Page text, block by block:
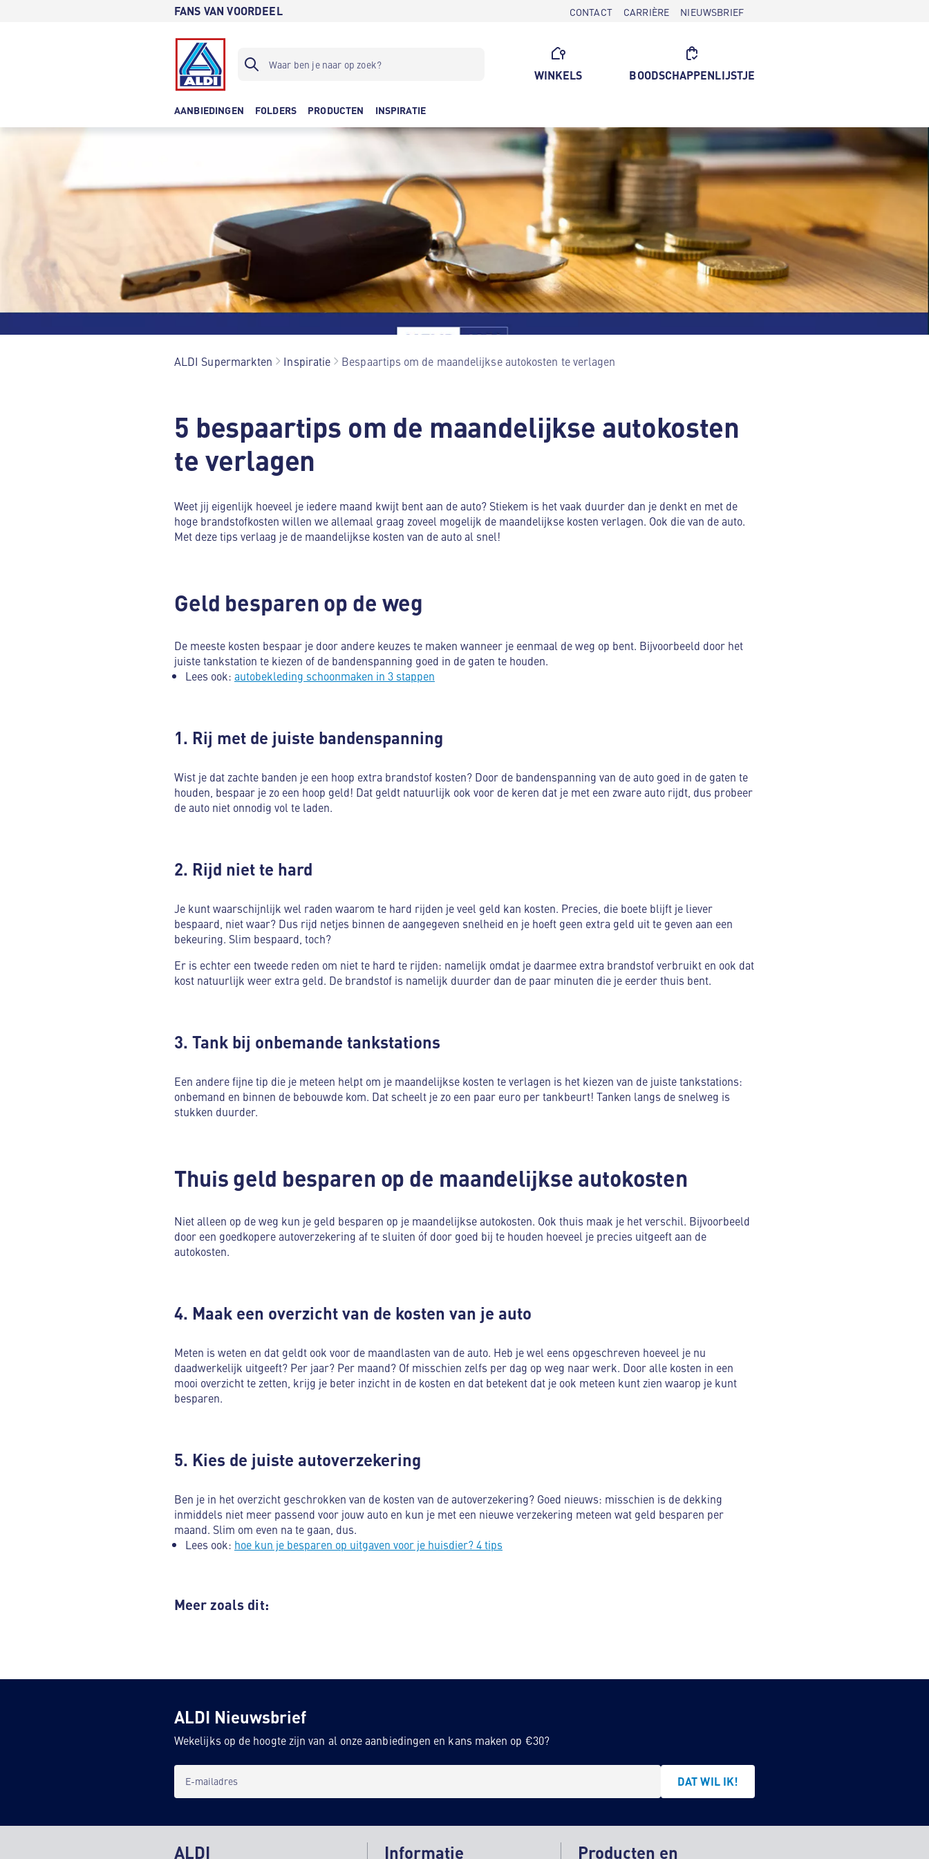
FANS VAN VOORDEEL CONTACT CARRIÈRE NIEUWSBRIEF
WINKELS BOODSCHAPPENLIJSTJE
AANBIEDINGEN FOLDERS PRODUCTEN INSPIRATIE
ALDI Supermarkten Inspiratie Bespaartips om de maandelijkse autokosten te verlagen
5 bespaartips om de maandelijkse autokosten
te verlagen
Weet jij eigenlijk hoeveel je iedere maand kwijt bent aan de auto? Stiekem is het vaak duurder dan je denkt en met de
hoge brandstofkosten willen we allemaal graag zoveel mogelijk de maandelijkse kosten verlagen. Ook die van de auto.
Met deze tips verlaag je de maandelijkse kosten van de auto al snel!
Geld besparen op de weg
De meeste kosten bespaar je door andere keuzes te maken wanneer je eenmaal de weg op bent. Bijvoorbeeld door het
juiste tankstation te kiezen of de bandenspanning goed in de gaten te houden.
Lees ook: autobekleding schoonmaken in 3 stappen
1. Rij met de juiste bandenspanning
Wist je dat zachte banden je een hoop extra brandstof kosten? Door de bandenspanning van de auto goed in de gaten te
houden, bespaar je zo een hoop geld! Dat geldt natuurlijk ook voor de keren dat je met een zware auto rijdt, dus probeer
de auto niet onnodig vol te laden.
2. Rijd niet te hard
Je kunt waarschijnlijk wel raden waarom te hard rijden je veel geld kan kosten. Precies, die boete blijft je liever
bespaard, niet waar? Dus rijd netjes binnen de aangegeven snelheid en je hoeft geen extra geld uit te geven aan een
bekeuring. Slim bespaard, toch?
Er is echter een tweede reden om niet te hard te rijden: namelijk omdat je daarmee extra brandstof verbruikt en ook dat
kost natuurlijk weer extra geld. De brandstof is namelijk duurder dan de paar minuten die je eerder thuis bent.
3. Tank bij onbemande tankstations
Een andere fijne tip die je meteen helpt om je maandelijkse kosten te verlagen is het kiezen van de juiste tankstations:
onbemand en binnen de bebouwde kom. Dat scheelt je zo een paar euro per tankbeurt! Tanken langs de snelweg is
stukken duurder.
Thuis geld besparen op de maandelijkse autokosten
Niet alleen op de weg kun je geld besparen op je maandelijkse autokosten. Ook thuis maak je het verschil. Bijvoorbeeld
door een goedkopere autoverzekering af te sluiten óf door goed bij te houden hoeveel je precies uitgeeft aan de
autokosten.
4. Maak een overzicht van de kosten van je auto
Meten is weten en dat geldt ook voor de maandlasten van de auto. Heb je wel eens opgeschreven hoeveel je nu
daadwerkelijk uitgeeft? Per jaar? Per maand? Of misschien zelfs per dag op weg naar werk. Door alle kosten in een
mooi overzicht te zetten, krijg je beter inzicht in de kosten en dat betekent dat je ook meteen kunt zien waarop je kunt
besparen.
5. Kies de juiste autoverzekering
Ben je in het overzicht geschrokken van de kosten van de autoverzekering? Goed nieuws: misschien is de dekking
inmiddels niet meer passend voor jouw auto en kun je met een nieuwe verzekering meteen wat geld besparen per
maand. Slim om even na te gaan, dus.
Lees ook: hoe kun je besparen op uitgaven voor je huisdier? 4 tips
Meer zoals dit:
ALDI Nieuwsbrief
Wekelijks op de hoogte zijn van al onze aanbiedingen en kans maken op €30?
E-mailadres DAT WIL IK!
ALDI Informatie
Producten en